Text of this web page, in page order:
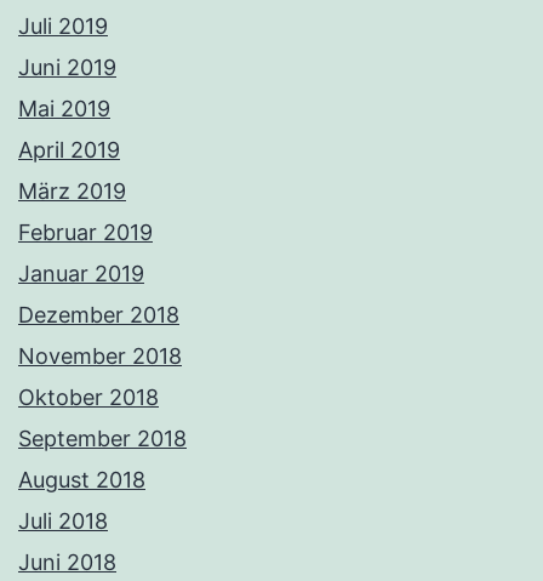
Juli 2019
Juni 2019
Mai 2019
April 2019
März 2019
Februar 2019
Januar 2019
Dezember 2018
November 2018
Oktober 2018
September 2018
August 2018
Juli 2018
Juni 2018